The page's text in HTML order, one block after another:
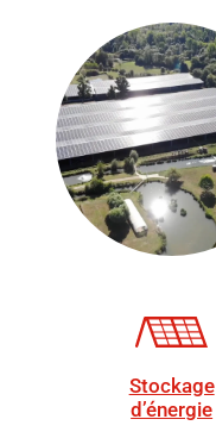
Stockage
d’énergie